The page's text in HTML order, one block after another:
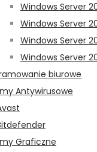
Windows Server
Windows Server
Windows Server
Windows Server
biurowe
Antywirusowe
Graficzne